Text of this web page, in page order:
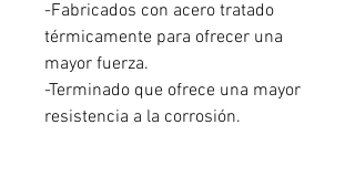
-Fabricados con acero tratado
térmicamente para ofrecer una
mayor fuerza.
-Terminado que ofrece una mayor
resistencia a la corrosión.